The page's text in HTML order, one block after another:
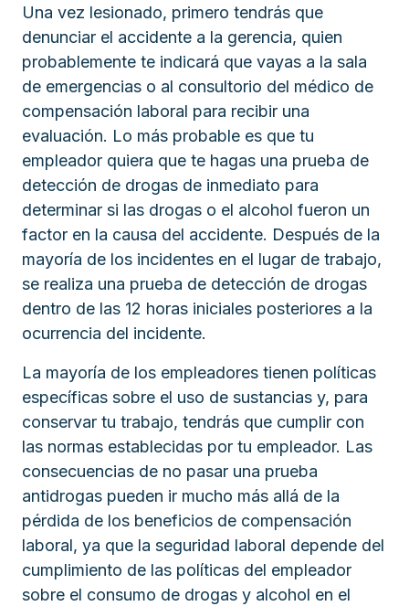
Una vez lesionado, primero tendrás que
denunciar el accidente a la gerencia, quien
probablemente te indicará que vayas a la sala
de emergencias o al consultorio del médico de
compensación laboral para recibir una
evaluación. Lo más probable es que tu
empleador quiera que te hagas una prueba de
detección de drogas de inmediato para
determinar si las drogas o el alcohol fueron un
factor en la causa del accidente. Después de la
mayoría de los incidentes en el lugar de trabajo,
se realiza una prueba de detección de drogas
dentro de las 12 horas iniciales posteriores a la
ocurrencia del incidente.
La mayoría de los empleadores tienen políticas
específicas sobre el uso de sustancias y, para
conservar tu trabajo, tendrás que cumplir con
las normas establecidas por tu empleador. Las
consecuencias de no pasar una prueba
antidrogas pueden ir mucho más allá de la
pérdida de los beneficios de compensación
laboral, ya que la seguridad laboral depende del
cumplimiento de las políticas del empleador
sobre el consumo de drogas y alcohol en el